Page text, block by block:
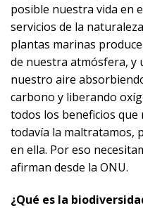
posible nuestra vida en
servicios de la
plantas marinas
de nuestra atmósfera, y
nuestro aire
carbono y liberando
todos los beneficios
todavía la maltratamos,
en ella. Por eso
afirman desde la ONU.
¿Qué es la